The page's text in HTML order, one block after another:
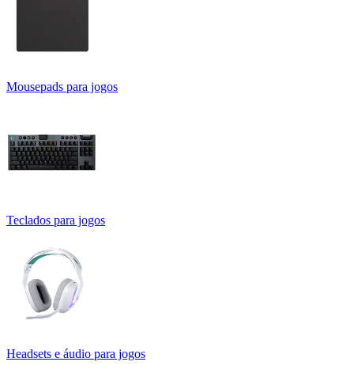
Mousepads para jogos
Teclados para jogos
Headsets e áudio para jogos